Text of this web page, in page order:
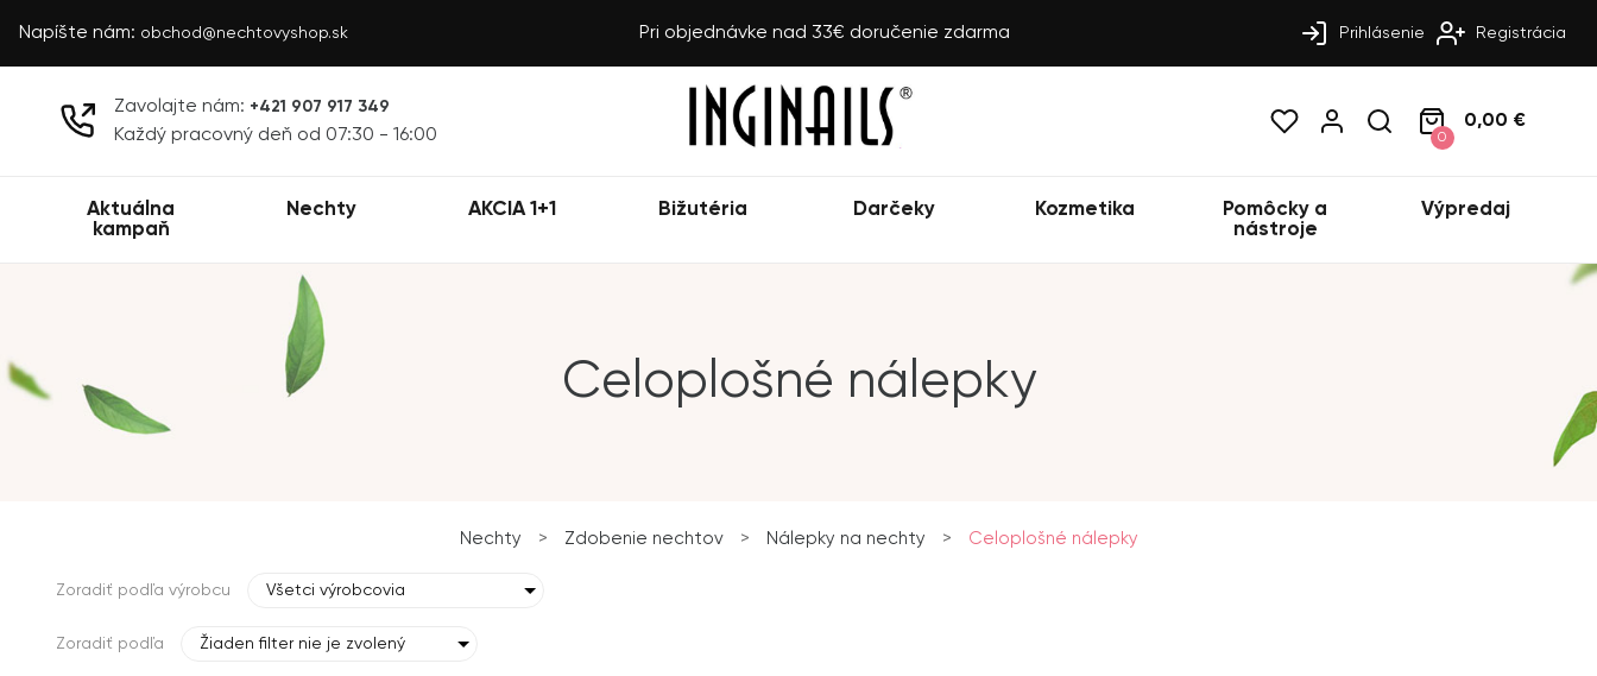
Napíšte nám: obchod@nechtovyshop.sk Pri objednávke nad 33€ doručenie zdarma Prihlásenie Registrácia
Zavolajte nám: +421 907 917 349
Každý pracovný deň od 07:30 - 16:00 0
0,00 €
Aktuálna
kampaň
Nechty AKCIA 1+1 Bižutéria Darčeky Kozmetika
Pomôcky a
nástroje
Výpredaj
Celoplošné nálepky
Nechty > Zdobenie nechtov > Nálepky na nechty > Celoplošné nálepky
Zoradiť podľa výrobcu Všetci výrobcovia
Zoradiť podľa Žiaden filter nie je zvolený